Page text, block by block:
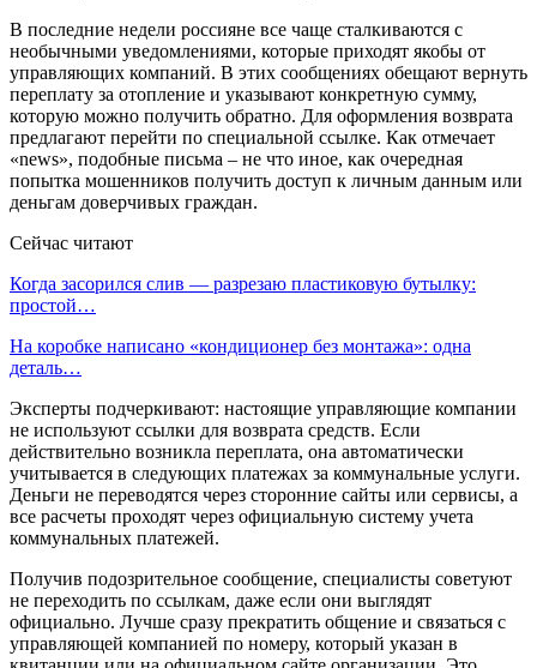
В последние недели россияне все чаще сталкиваются с
необычными уведомлениями, которые приходят якобы от
управляющих компаний. В этих сообщениях обещают вернуть
переплату за отопление и указывают конкретную сумму,
которую можно получить обратно. Для оформления возврата
предлагают перейти по специальной ссылке. Как отмечает
«news», подобные письма – не что иное, как очередная
попытка мошенников получить доступ к личным данным или
деньгам доверчивых граждан.
Сейчас читают
Когда засорился слив — разрезаю пластиковую бутылку:
простой…
На коробке написано «кондиционер без монтажа»: одна
деталь…
Эксперты подчеркивают: настоящие управляющие компании
не используют ссылки для возврата средств. Если
действительно возникла переплата, она автоматически
учитывается в следующих платежах за коммунальные услуги.
Деньги не переводятся через сторонние сайты или сервисы, а
все расчеты проходят через официальную систему учета
коммунальных платежей.
Получив подозрительное сообщение, специалисты советуют
не переходить по ссылкам, даже если они выглядят
официально. Лучше сразу прекратить общение и связаться с
управляющей компанией по номеру, который указан в